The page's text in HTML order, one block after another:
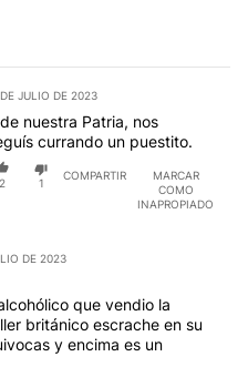
JULIO DE 2023
nuestra Patria, nos
currando un puestito.
2 1
COMPARTIR
MARCAR
COMO
INAPROPIADO
DE 2023
que vendio la
británico escrache en su
y encima es un